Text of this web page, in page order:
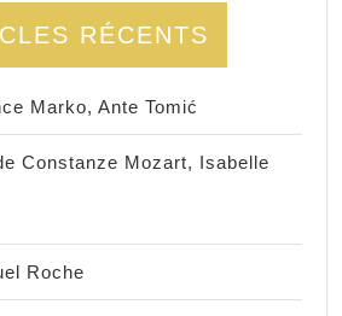
RÉCENTS
Marko, Ante Tomić
Constanze Mozart, Isabelle
Roche